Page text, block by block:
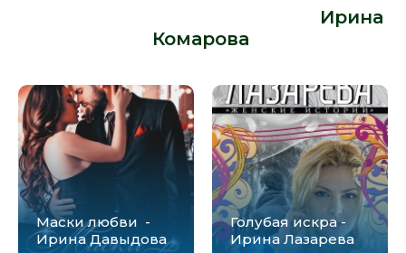
Ирина
Комарова
Маски любви -
Ирина Давыдова
Голубая искра -
Ирина Лазарева